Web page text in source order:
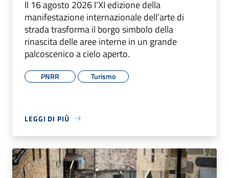
Il 16 agosto 2026 l’XI edizione della
manifestazione internazionale dell’arte di
strada trasforma il borgo simbolo della
rinascita delle aree interne in un grande
palcoscenico a cielo aperto.
PNRR Turismo
LEGGI DI PIÙ